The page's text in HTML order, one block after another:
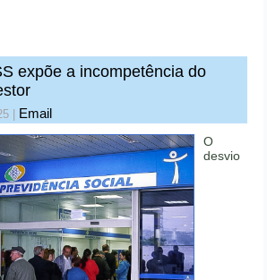
expõe a incompetência do
Email
O
desvio